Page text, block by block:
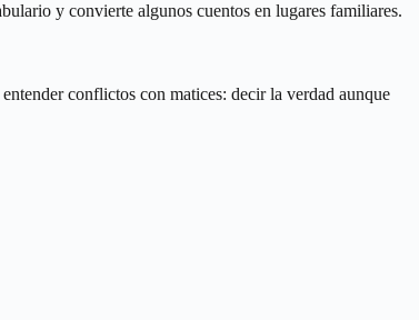
y convierte algunos cuentos en lugares familiares.
conflictos con matices: decir la verdad aunque